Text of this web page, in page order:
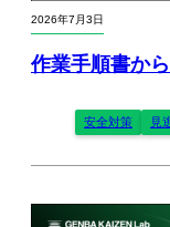
2026年7月3日
作業手順書か
安全対策 見